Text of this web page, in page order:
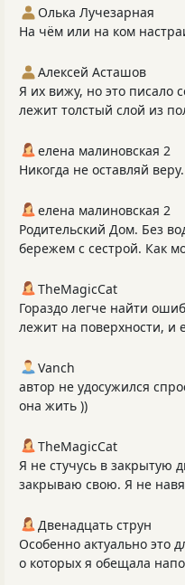
Олька Лучезарная
На чём или на ком
Алексей Асташов
Я их вижу, но это писало
лежит толстый слой из
елена малиновская 2
Никогда не оставляй
елена малиновская 2
Родительский Дом. Без
бережем с сестрой. Как
TheMagicCat
Гораздо легче найти
лежит на поверхности, и
Vanch
автор не удосужился
она жить ))
TheMagicCat
Я не стучусь в закрытую
закрываю свою. Я не
Двенадцать струн
Особенно актуально это
о которых я обещала